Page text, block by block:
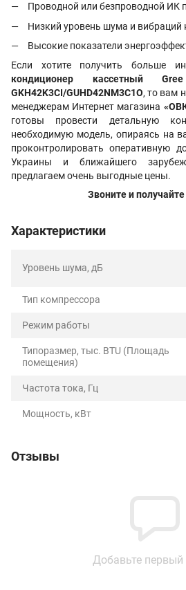
Проводной или безпроводной ИК
Низкий уровень шума и вибраций
Высокие показатели
Если хотите получить больше
кондиционер кассетный
GKH42K3CI/GUHD42NM3C1O, то вам
менеджерам Интернет магазина
готовы провести детальную
необходимую модель, опираясь на
проконтролировать оперативную
Украины и ближайшего
предлагаем очень выгодные цены.
Звоните и
Характеристики
Уровень шума, дБ
Тип компрессора
Режим работы
Типоразмер, тыс. BTU (Площадь
помещения)
Частота тока, Гц
Мощность, кВт
Отзывы
Добавьте первый